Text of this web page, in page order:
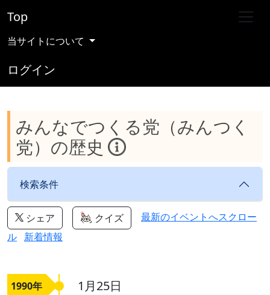
Top
当サイトについて
ログイン
みんなでつくる党（みんつく
党）の歴史
検索条件
シェア クイズ
最新のイベントへスクロー
ル 新着情報
1990年 1月25日